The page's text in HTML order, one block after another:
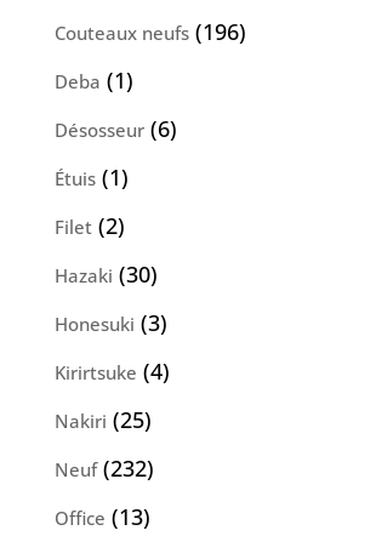
produits
Couteaux neufs 196196
Deba 11
produit
Désosseur 66
Étuis 11
produit
Filet 22
produits
Hazaki 3030
produits
Honesuki 33
produits
Kirirtsuke 44
Nakiri 2525
produits
Neuf 232232
produits
Office 1313